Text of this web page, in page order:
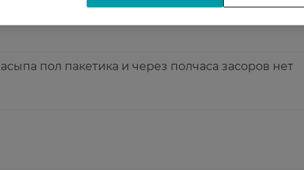
По акции за полцены вообще отлично.
пол пакетика и через полчаса засоров нет